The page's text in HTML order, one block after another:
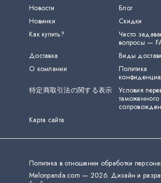
Новости
Блог
Новинки
Скидки
Как купить?
Часто
вопросы —
Доставка
Виды
О компании
Политика
特定商取引法の関する表示
Условия
таможенного
Карта сайта
Политика в отношении обработки
Melonpanda.com — 2026.Дизайн и